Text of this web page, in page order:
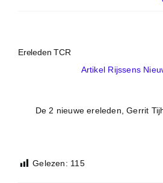
Ereleden TCR
Artikel Rijssens
De 2 nieuwe ereleden, Gerrit
Gelezen: 115